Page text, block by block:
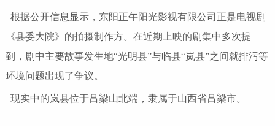
根据公开信息显示，东阳正午阳光影视有限公司正是电视剧
《县委大院》的拍摄制作方。在近期上映的剧集中多次提
到，剧中主要故事发生地“光明县”与临县“岚县”之间就排污等
环境问题出现了争议。
现实中的岚县位于吕梁山北端，隶属于山西省吕梁市。